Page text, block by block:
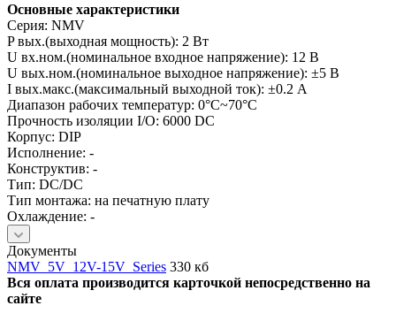
Основные характеристики
Серия: NMV
P вых.(выходная мощность): 2 Вт
U вх.ном.(номинальное входное напряжение): 12 В
U вых.ном.(номинальное выходное напряжение): ±5 В
I вых.макс.(максимальный выходной ток): ±0.2 А
Диапазон рабочих температур: 0°C~70°C
Прочность изоляции I/O: 6000 DC
Корпус: DIP
Исполнение: -
Конструктив: -
Тип: DC/DC
Тип монтажа: на печатную плату
Охлаждение: -
Документы
NMV_5V_12V-15V_Series 330 кб
Вся оплата производится карточкой непосредственно на
сайте